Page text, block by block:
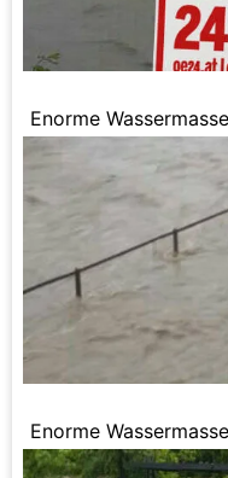
Enorme
Enorme